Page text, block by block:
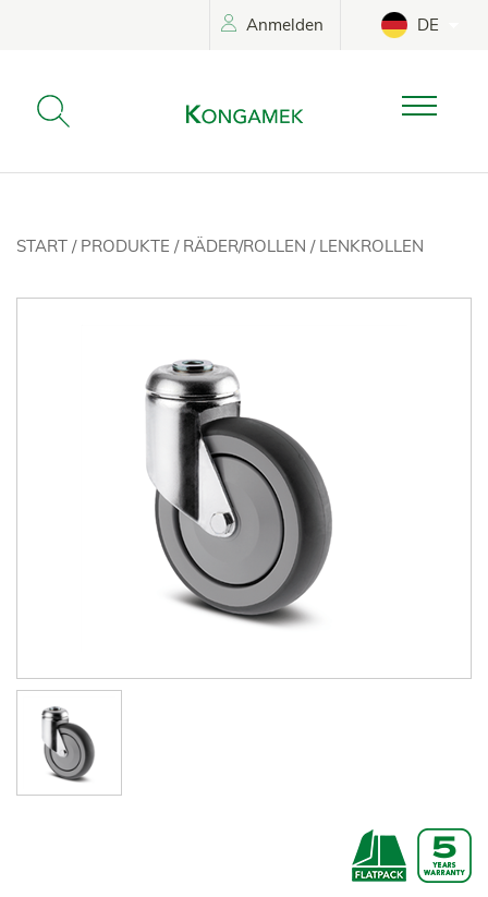
Anmelden DE
START / PRODUKTE / RÄDER/ROLLEN / LENKROLLEN